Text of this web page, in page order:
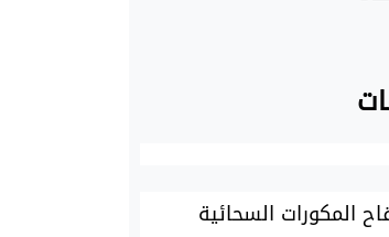
المكورات السحائية